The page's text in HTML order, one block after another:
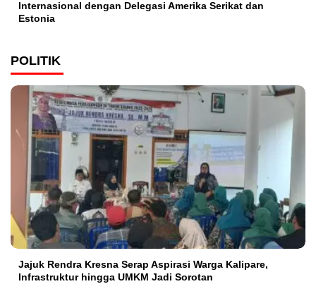
Internasional dengan Delegasi Amerika Serikat dan
Estonia
POLITIK
Jajuk Rendra Kresna Serap Aspirasi Warga Kalipare,
Infrastruktur hingga UMKM Jadi Sorotan